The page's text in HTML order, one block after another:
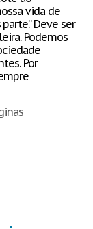
vida de
Deve ser
Podemos
Por